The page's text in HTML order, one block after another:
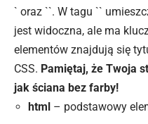
` oraz ``. W tagu ``
jest widoczna, ale ma
elementów znajdują się
CSS. Pamiętaj, że Twoja
jak ściana bez farby!
html – podstawowy